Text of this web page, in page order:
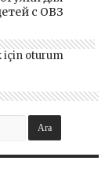
с ОВЗ
için oturum